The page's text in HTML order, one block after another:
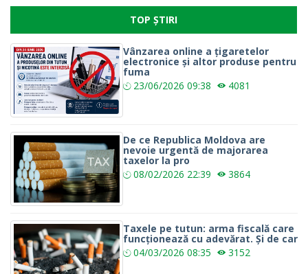
TOP ȘTIRI
Vânzarea online a țigaretelor
electronice și altor produse pentru
fuma
23/06/2026 09:38 4081
De ce Republica Moldova are
nevoie urgentă de majorarea
taxelor la pro
08/02/2026 22:39 3864
Taxele pe tutun: arma fiscală care
funcționează cu adevărat. Și de car
04/03/2026 08:35 3152